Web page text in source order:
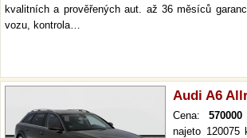
kvalitních a prověřených aut. až 36 měsíců
vozu, kontrola…
Audi A6
Cena: 570000
najeto 120075